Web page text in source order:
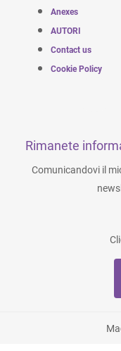
Anexes
AUTORI
Contact us
Cookie Policy
Rimanete
Comunicandovi il